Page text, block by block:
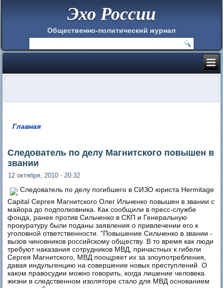
Эхо России
Общественно-политический журнал
Главная
Следователь по делу Магнитского повышен в
звании
12 октября, 2010 - 20:32
Следователь по делу погибшего в СИЗО юриста Hermitage
Capital Сергея Магнитского Олег Ильченко повышен в звании с
майора до подполковника. Как сообщили в пресс-службе
фонда, ранее против Сильченко в СКП и Генеральную
прокуратуру были поданы заявления о привлечении его к
уголовной ответственности. "Повышение Сильченко в звании -
вызов чиновников российскому обществу. В то время как люди
требуют наказания сотрудников МВД, причастных к гибели
Сергея Магнитского, МВД поощряет их за злоупотребления,
давая индульгенцию на совершение новых преступлений. О
каком правосудии можно говорить, когда лишение человека
жизни в следственном изоляторе стало для МВД основанием